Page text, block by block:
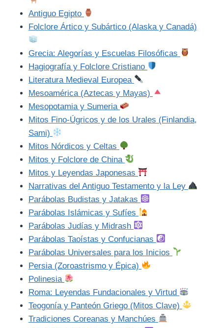
Antiguo Egipto
Folclore Ártico y Subártico (Alaska y Canadá)
Grecia: Alegorías y Escuelas Filosóficas
Hagiografía y Folclore Cristiano
Literatura Medieval Europea
Mesoamérica (Aztecas y Mayas)
Mesopotamia y Sumeria
Mitos Fino-Úgricos y de los Urales (Finlandia,
Sami)
Mitos Nórdicos y Celtas
Mitos y Folclore de China
Mitos y Leyendas Japonesas
Narrativas del Antiguo Testamento y la Ley
Parábolas Budistas y Jatakas
Parábolas Islámicas y Sufíes
Parábolas Judías y Midrash
Parábolas Taoístas y Confucianas
Parábolas Universales para los Inicios
Persia (Zoroastrismo y Épica)
Polinesia
Roma: Leyendas Fundacionales y Virtud
Teogonía y Panteón Griego (Mitos Clave)
Tradiciones Coreanas y Manchúes